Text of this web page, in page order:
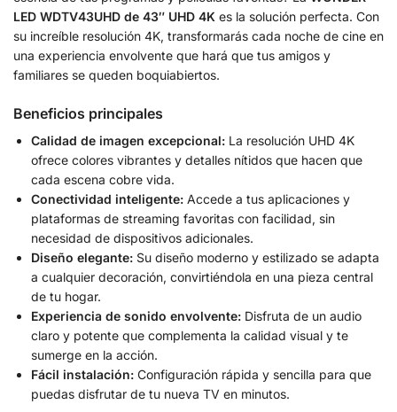
LED WDTV43UHD de 43″ UHD 4K es la solución perfecta. Con
su increíble resolución 4K, transformarás cada noche de cine en
una experiencia envolvente que hará que tus amigos y
familiares se queden boquiabiertos.
Beneficios principales
Calidad de imagen excepcional: La resolución UHD 4K
ofrece colores vibrantes y detalles nítidos que hacen que
cada escena cobre vida.
Conectividad inteligente: Accede a tus aplicaciones y
plataformas de streaming favoritas con facilidad, sin
necesidad de dispositivos adicionales.
Diseño elegante: Su diseño moderno y estilizado se adapta
a cualquier decoración, convirtiéndola en una pieza central
de tu hogar.
Experiencia de sonido envolvente: Disfruta de un audio
claro y potente que complementa la calidad visual y te
sumerge en la acción.
Fácil instalación: Configuración rápida y sencilla para que
puedas disfrutar de tu nueva TV en minutos.